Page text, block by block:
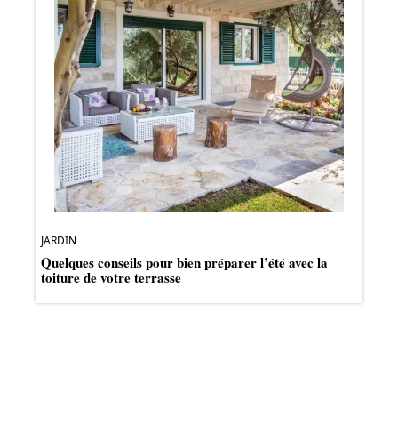
JARDIN
Quelques conseils pour bien préparer l’été avec la
toiture de votre terrasse